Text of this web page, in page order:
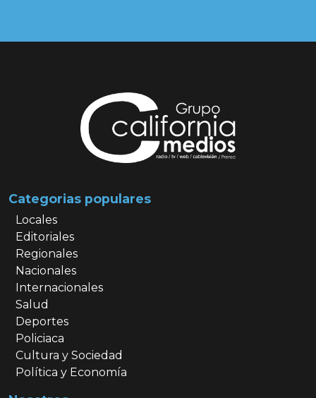
Categorias populares
Locales
Editoriales
Regionales
Nacionales
Internacionales
Salud
Deportes
Policiaca
Cultura y Sociedad
Política y Economía